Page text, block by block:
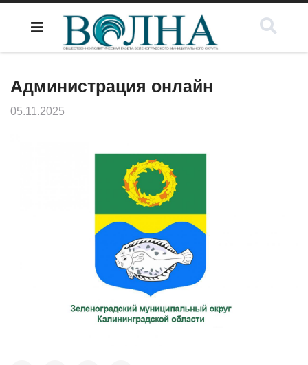
Администрация онлайн
05.11.2025